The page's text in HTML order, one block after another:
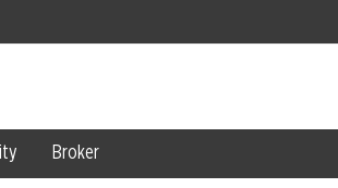
Broker